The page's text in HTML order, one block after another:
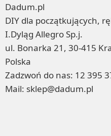
Dadum.pl
DIY dla początkujących,
I.Dyląg Allegro Sp.j.
ul. Bonarka 21, 30-415
Polska
Zadzwoń do nas: 12 395
Mail: sklep@dadum.pl